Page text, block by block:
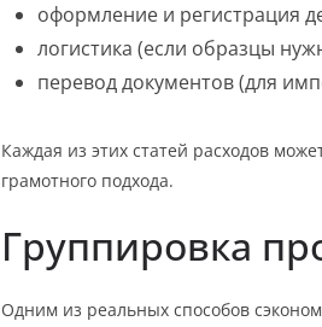
оформление и регистрация
логистика (если образцы
перевод документов (для
Каждая из этих статей расходов
грамотного подхода.
Группировка
Одним из реальных способов